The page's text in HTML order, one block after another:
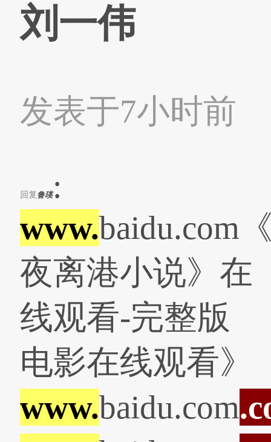
刘一伟
发表于7小时前
回复鲁瑛:
www.baidu.com
夜离港小说》在
线观看-完整版
电影在线观看》
www.baidu.com